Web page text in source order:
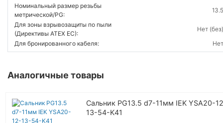
Номинальный размер резьбы
метрической/PG:
13.5
Для зоны взрывозащиты по пыли
(Директивы ATEX ЕС):
Нет (без)
Для бронированного кабеля:
Нет
Аналогичные товары
Сальник PG13.5 d7-11мм IEK YSA20-
13-54-K41